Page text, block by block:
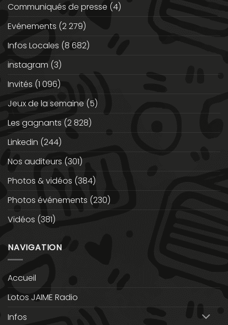
Communiqués de presse (4)
Evénements (2 279)
Infos Locales (8 682)
instagram (3)
Invités (1 096)
Jeux de la semaine (5)
Les gagnants (2 828)
Linkedin (244)
Nos auditeurs (301)
Photos & vidéos (384)
Photos événements (230)
Vidéos (381)
NAVIGATION
Accueil
Lotos JAIME Radio
Infos